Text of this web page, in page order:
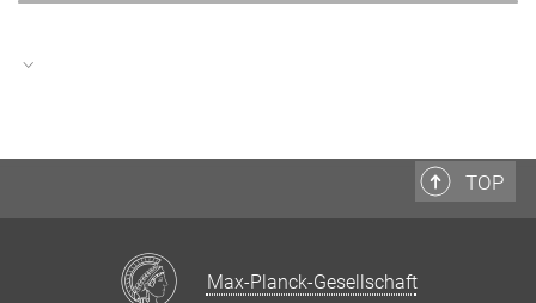
keiner Abteilung zuordnen. Sie sind entweder aus ehemaligen
Abteilungen entstanden oder kamen mit eigenen Mitteln
TOP
Max-Planck-Gesellschaft